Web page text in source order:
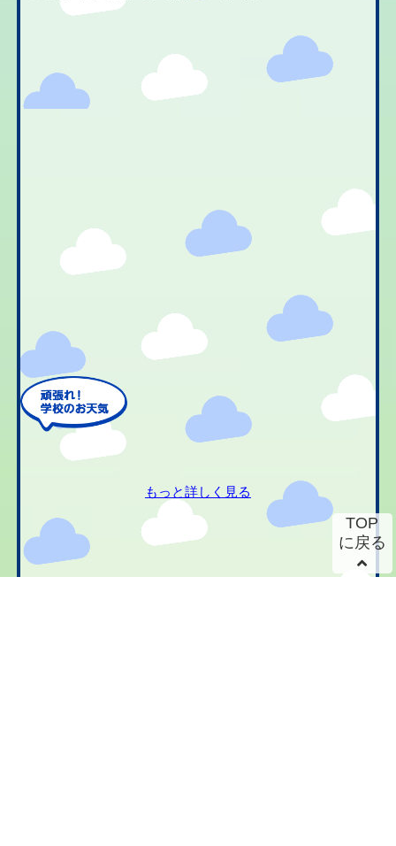
もっと詳しく見る
TOP
に戻る